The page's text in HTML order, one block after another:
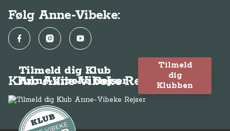
Følg Anne-Vibeke:
FacebookInstagramYouTube
Klub Anne-Vibeke Rejser
Tilmeld dig Klub
Anne-Vibeke Rejser
Tilmeld
dig
Klubben